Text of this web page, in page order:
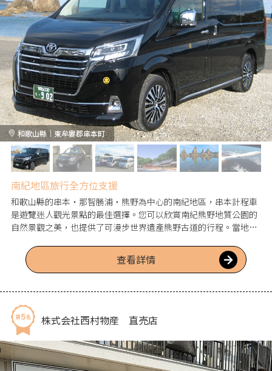
和歌山縣｜東牟婁郡串本町
南紀地區旅行全方位支援
和歌山縣的串本・那智勝浦・熊野為中心的南紀地區，串本計程車
是遊覽迷人觀光景點的最佳選擇。您可以欣賞南紀熊野地質公園的
自然景觀之美，也提供了可漫步世界遺產熊野古道的行程。當地資
查看詳情
株式会社西村物産 直売店